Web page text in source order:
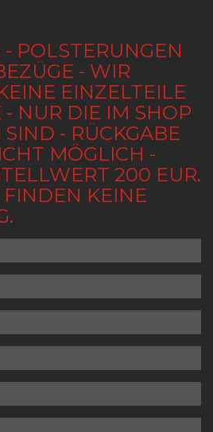
- POLSTERUNGEN
- WIR
EINZELTEILE
NUR DIE IM SHOP
- RÜCKGABE
MÖGLICH -
200 EUR.
KEINE